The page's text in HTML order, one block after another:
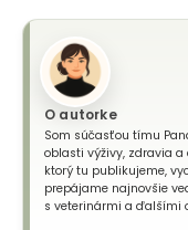
O autorke
Som súčasťou tímu
oblasti výživy, zdravia a
ktorý tu publikujeme,
prepájame najnovšie
s veterinármi a ďalšími